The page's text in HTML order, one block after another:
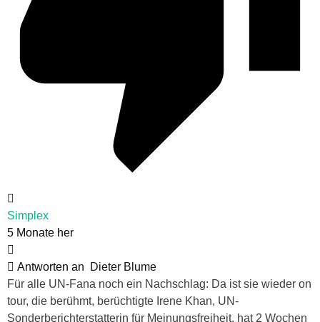
Simplex
5 Monate her
Antworten an
Dieter Blume
Für alle UN-Fana noch ein Nachschlag: Da ist sie wieder on
tour, die berühmt, berüchtigte Irene Khan, UN-
Sonderberichterstatterin für Meinungsfreiheit, hat 2 Wochen